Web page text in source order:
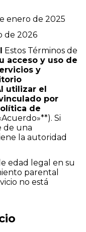
enero de 2025
de 2026
Estos Términos de
acceso y uso de
y
utilizar el
por
de
Si
de una
la autoridad
edad legal en su
parental
no está